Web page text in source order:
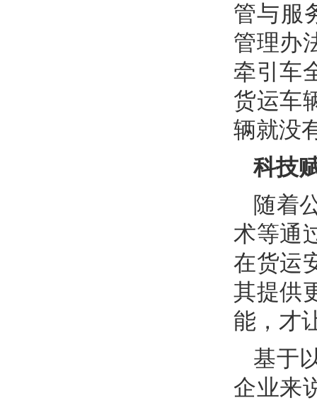
管与服
管理办
牵引车
货运车
辆就没
科技
随着
术等通
在货运
其提供
能，才
基于
企业来